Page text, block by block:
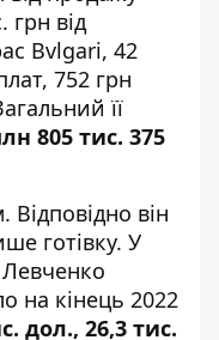
грн від
Bvlgari, 42
752 грн
її
805 тис. 375
Відповідно він
готівку. У
Левченко
на кінець 2022
дол., 26,3 тис.